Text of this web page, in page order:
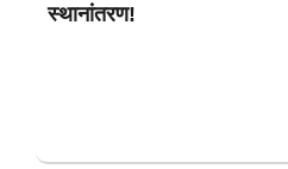
स्थानांतरण!